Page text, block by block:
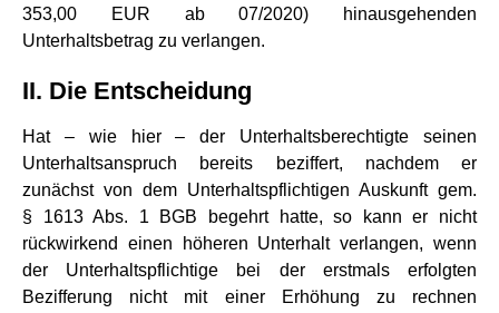
353,00 EUR ab 07/2020) hinausgehenden
Unterhaltsbetrag zu verlangen.
II. Die Entscheidung
Hat – wie hier – der Unterhaltsberechtigte seinen
Unterhaltsanspruch bereits beziffert, nachdem er
zunächst von dem Unterhaltspflichtigen Auskunft gem.
§ 1613 Abs. 1 BGB begehrt hatte, so kann er nicht
rückwirkend einen höheren Unterhalt verlangen, wenn
der Unterhaltspflichtige bei der erstmals erfolgten
Bezifferung nicht mit einer Erhöhung zu rechnen